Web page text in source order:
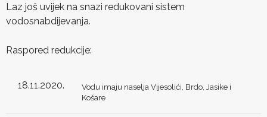
Laz još uvijek na snazi redukovani sistem
vodosnabdijevanja.
Raspored redukcije:
18.11.2020.
Vodu imaju naselja Vijesolići, Brdo, Jasike i
Košare